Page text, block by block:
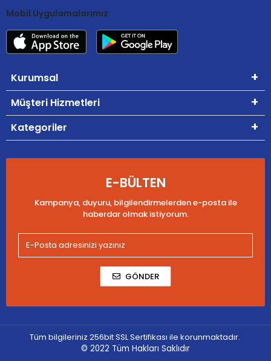
Mobil Uygulamalarımız
Kurumsal
Müşteri Hizmetleri
Kategoriler
E-BÜLTEN
Kampanya, duyuru, bilgilendirmelerden e-posta ile
haberdar olmak istiyorum.
GÖNDER
Tüm bilgileriniz 256bit SSL Sertifikası ile korunmaktadır.
© 2022 Tüm Hakları Saklıdır